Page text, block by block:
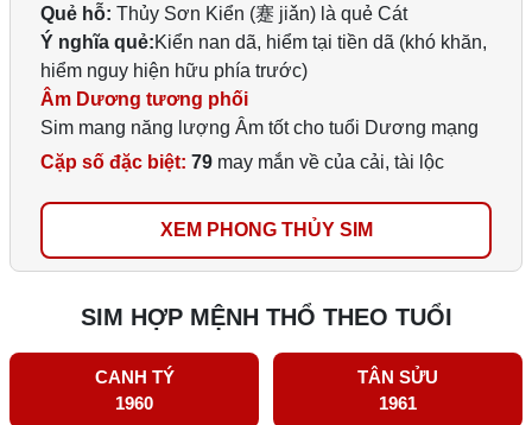
Quẻ hỗ: Thủy Sơn Kiển (蹇 jiǎn) là quẻ Cát
Ý nghĩa quẻ:Kiển nan dã, hiểm tại tiền dã (khó khăn,
hiểm nguy hiện hữu phía trước)
Âm Dương tương phối
Sim mang năng lượng Âm tốt cho tuổi Dương mạng
Cặp số đặc biệt: 79 may mắn về của cải, tài lộc
XEM PHONG THỦY SIM
SIM HỢP MỆNH THỔ THEO TUỔI
CANH TÝ
1960
TÂN SỬU
1961